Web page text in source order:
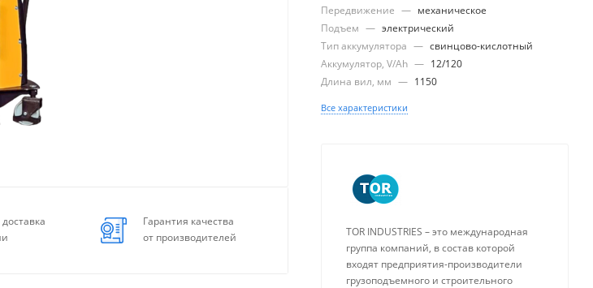
Гарантия качества
от производителей
Передвижение — механическое
Подъем — электрический
Тип аккумулятора — свинцово-кислотный
Аккумулятор, V/Ah — 12/120
Длина вил, мм — 1150
Все характеристики
TOR INDUSTRIES – это международная
группа компаний, в состав которой
входят предприятия-производители
грузоподъемного и строительного